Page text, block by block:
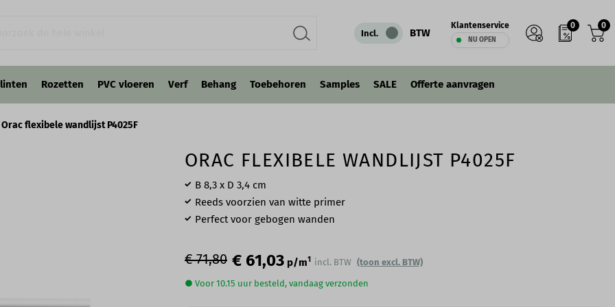
0
Incl. BTW
Klantenservice
NU OPEN
0
Rozetten PVC vloeren Verf Behang Toebehoren Samples SALE Offerte aanvragen
Orac flexibele wandlijst P4025F
ORAC FLEXIBELE WANDLIJST P4025F
€ 71,80 € 61,03 p/m1 incl. BTW (toon excl. BTW)
● Voor 10.15 uur besteld, vandaag verzonden
IN WINKELWAGEN
B 8,3 x D 3,4 cm
Reeds voorzien van witte primer
Perfect voor gebogen wanden